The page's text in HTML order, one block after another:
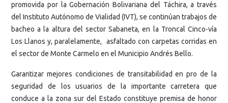
promovida por la Gobernación Bolivariana del Táchira, a través
del Instituto Autónomo de Vialidad (IVT), se continúan trabajos de
bacheo a la altura del sector Sabaneta, en la Troncal Cinco-vía
Los Llanos y, paralelamente, asfaltado con carpetas corridas en
el sector de Monte Carmelo en el Municipio Andrés Bello.
Garantizar mejores condiciones de transitabilidad en pro de la
seguridad de los usuarios de la importante carretera que
conduce a la zona sur del Estado constituye premisa de honor